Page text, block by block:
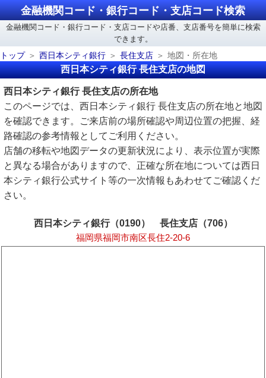
金融機関コード・銀行コード・支店コード検索
金融機関コード・銀行コード・支店コードや店番、支店番号を簡単に検索
できます。
トップ
西日本シティ銀行 長住支店 地図・所在地
西日本シティ銀行 長住支店の地図
西日本シティ銀行 長住支店の所在地
このページでは、西日本シティ銀行 長住支店の所在地と地図
を確認できます。ご来店前の場所確認や周辺位置の把握、経
路確認の参考情報としてご利用ください。
店舗の移転や地図データの更新状況により、表示位置が実際
と異なる場合がありますので、正確な所在地については西日
本シティ銀行公式サイト等の一次情報もあわせてご確認くだ
さい。
西日本シティ銀行（0190） 長住支店（706）
福岡県福岡市南区長住2-20-6